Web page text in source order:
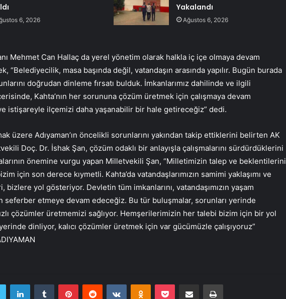
6, 2026
Yakalandı
Ağustos 6, 2026
Mehmet Can Hallaç da yerel yönetim olarak halkla iç içe olmaya devam
“Belediyecilik, masa başında değil, vatandaşın arasında yapılır. Bugün burada
doğrudan dinleme fırsatı bulduk. İmkanlarımız dahilinde ve ilgili
Kahta’nın her sorununa çözüm üretmek için çalışmaya devam
istişareyle ilçemizi daha yaşanabilir bir hale getireceğiz” dedi.
üzere Adıyaman’ın öncelikli sorunlarını yakından takip ettiklerini belirten AK
Doç. Dr. İshak Şan, çözüm odaklı bir anlayışla çalışmalarını sürdürdüklerini
önemine vurgu yapan Milletvekili Şan, “Milletimizin talep ve beklentilerini
için son derece kıymetli. Kahta’da vatandaşlarımızın samimi yaklaşımı ve
bizlere yol gösteriyor. Devletin tüm imkanlarını, vatandaşımızın yaşam
seferber etmeye devam edeceğiz. Bu tür buluşmalar, sorunları yerinde
çözümler üretmemizi sağlıyor. Hemşerilerimizin her talebi bizim için bir yol
dinliyor, kalıcı çözümler üretmek için var gücümüzle çalışıyoruz”
Twitter LinkedInTumblr PinterestReddit VKontakteOdnoklassniki
Pocket E-Posta ile paylaş Yazdır